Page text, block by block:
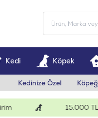
Kedi Köpek
Kedinize Özel
15.000 TL